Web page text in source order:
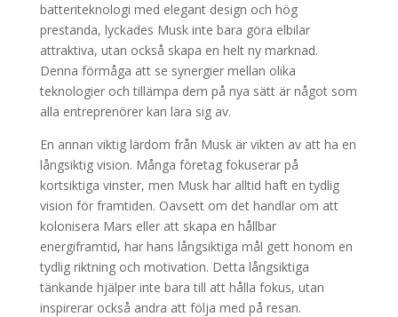
batteriteknologi med elegant design och hög
prestanda, lyckades Musk inte bara göra elbilar
attraktiva, utan också skapa en helt ny marknad.
Denna förmåga att se synergier mellan olika
teknologier och tillämpa dem på nya sätt är något som
alla entreprenörer kan lära sig av.
En annan viktig lärdom från Musk är vikten av att ha en
långsiktig vision. Många företag fokuserar på
kortsiktiga vinster, men Musk har alltid haft en tydlig
vision för framtiden. Oavsett om det handlar om att
kolonisera Mars eller att skapa en hållbar
energiframtid, har hans långsiktiga mål gett honom en
tydlig riktning och motivation. Detta långsiktiga
tänkande hjälper inte bara till att hålla fokus, utan
inspirerar också andra att följa med på resan.